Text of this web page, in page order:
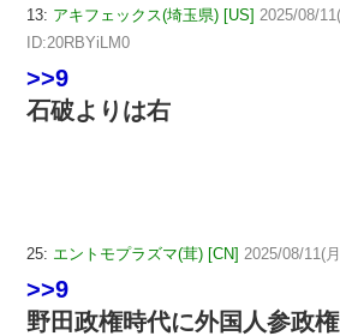
13: アキフェックス(埼玉県) [US] 2025/08/
ID:20RBYiLM0
>>9
石破よりは右
25: エントモプラズマ(茸) [CN] 2025/08/11(
>>9
野田政権時代に外国人参政